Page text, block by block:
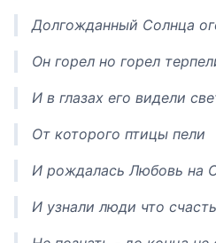
Долгожданный Солнца
Он горел но горел
И в глазах его видели
От которого птицы пели
И рождалась Любовь на
И узнали люди что